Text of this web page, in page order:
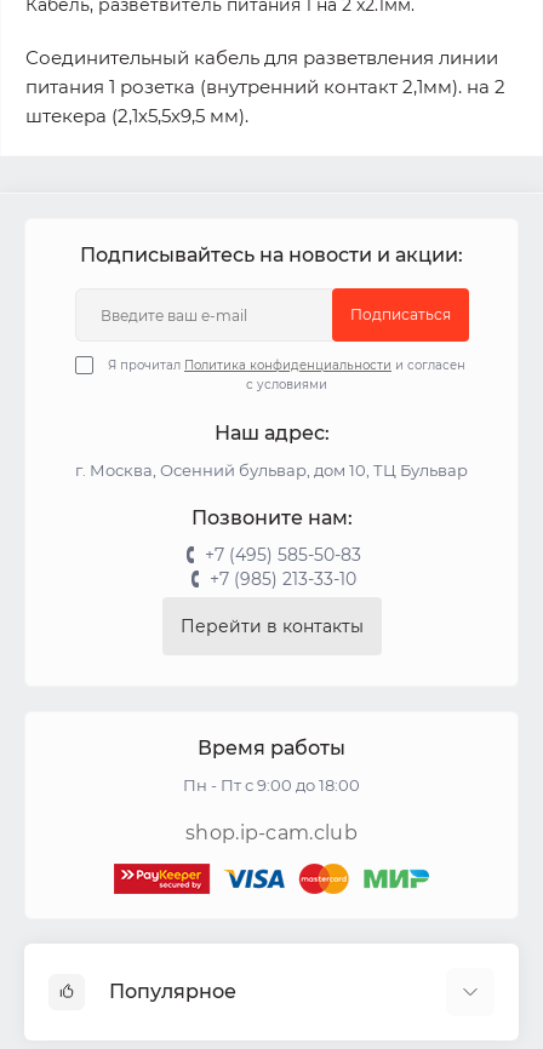
Кабель, разветвитель питания 1 на 2 x2.1мм.
Соединительный кабель для разветвления линии
питания 1 розетка (внутренний контакт 2,1мм). на 2
штекера (2,1х5,5х9,5 мм).
Подписывайтесь на новости и акции:
Подписаться
Я прочитал Политика конфиденциальности и согласен
с условиями
Наш адрес:
г. Москва, Осенний бульвар, дом 10, ТЦ Бульвар
Позвоните нам:
+7 (495) 585-50-83
+7 (985) 213-33-10
Перейти в контакты
Время работы
Пн - Пт с 9:00 до 18:00
shop.ip-cam.club
Популярное